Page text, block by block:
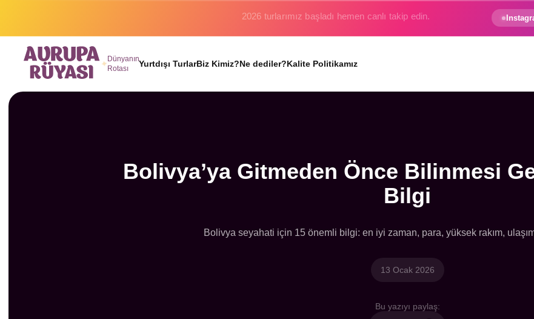
Binlerce gezginin hayali gerçek oluyor.
Dünyanın
Rotası
Yurtdışı TurlarBiz Kimiz?Ne dediler?Kalite Politikamız
Bolivya’ya Gitmeden Önce Bilinmesi
Bilgi
Bolivya seyahati için 15 önemli bilgi: en iyi zaman, para, yüksek rakım,
13 Ocak 2026
Bu yazıyı paylaş: